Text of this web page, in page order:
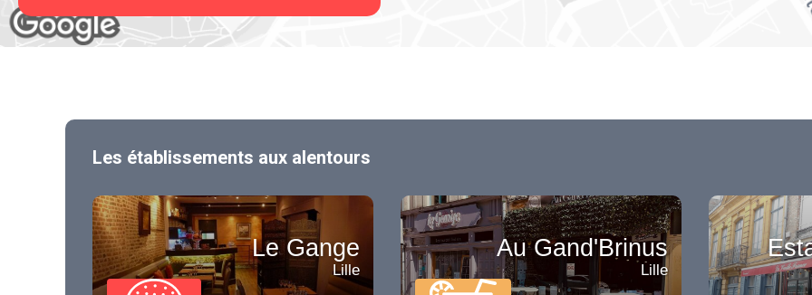
Les établissements aux alentours
Le Gange
Lille
Au Gand'Brinus
Lille